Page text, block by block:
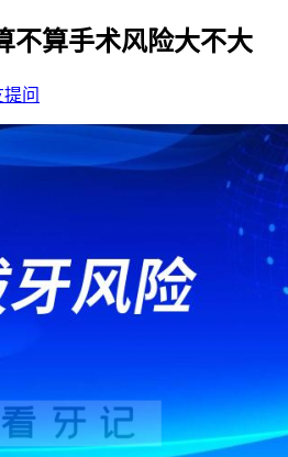
不算手术风险大不大
提问